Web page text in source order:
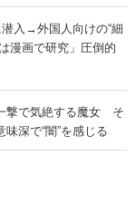
潜入→外国人向けの“細
漫画で研究」圧倒的
撃で気絶する魔女 そ
深で“闇”を感じる